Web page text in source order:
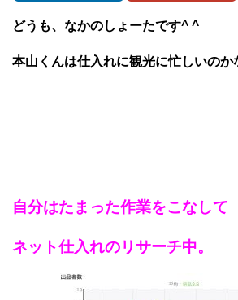
どうも、なかのしょーたです^ ^
本山くんは仕入れに観光に忙しいのか
自分はたまった作業をこなして
ネット仕入れのリサーチ中。